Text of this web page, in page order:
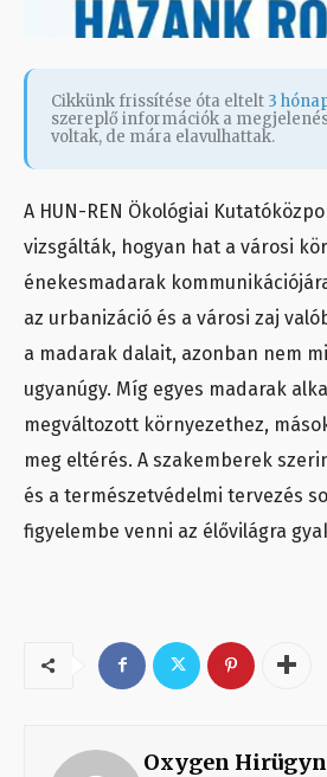
Cikkünk frissítése óta eltelt 3
szereplő információk a
voltak, de mára elavulhattak.
A HUN-REN Ökológiai
vizsgálták, hogyan hat a városi
énekesmadarak
az urbanizáció és a városi zaj
a madarak dalait, azonban nem
ugyanúgy. Míg egyes madarak
megváltozott környezethez,
meg eltérés. A szakemberek
és a természetvédelmi tervezés
figyelembe venni az élővilágra
Oxygen